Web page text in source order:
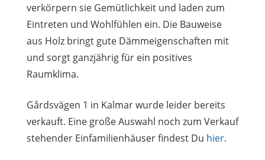
verkörpern sie Gemütlichkeit und laden zum
Eintreten und Wohlfühlen ein. Die Bauweise
aus Holz bringt gute Dämmeigenschaften mit
und sorgt ganzjährig für ein positives
Raumklima.
Gårdsvägen 1 in Kalmar wurde leider bereits
verkauft. Eine große Auswahl noch zum Verkauf
stehender Einfamilienhäuser findest Du hier.